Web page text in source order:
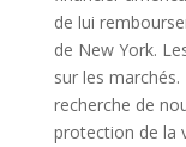
de lui
de New York.
sur les
recherche de
protection de la